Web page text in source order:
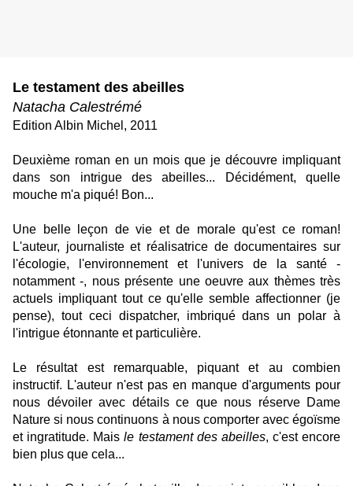
Le testament des abeilles
Natacha Calestrémé
Edition Albin Michel , 2011
Deuxième roman en un mois que je découvre impliquant
dans son intrigue des abeilles... Décidément, quelle
mouche m'a piqué! Bon...
Une belle leçon de vie et de morale qu'est ce roman!
L'auteur, journaliste et réalisatrice de documentaires sur
l'écologie, l'environnement et l'univers de la santé -
notamment -, nous présente une oeuvre aux thèmes très
actuels impliquant tout ce qu'elle semble affectionner (je
pense), tout ceci dispatcher, imbriqué dans un polar à
l'intrigue étonnante et particulière.
Le résultat est remarquable, piquant et au combien
instructif. L'auteur n'est pas en manque d'arguments pour
nous dévoiler avec détails ce que nous réserve Dame
Nature si nous continuons à nous comporter avec égoïsme
et ingratitude. Maisle testament des abeilles, c'est encore
bien plus que cela...